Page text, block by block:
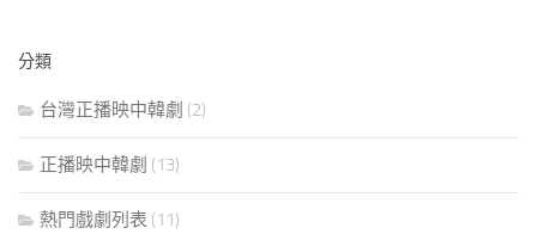
分類
台灣正播映中韓劇 (2)
正播映中韓劇 (13)
熱門戲劇列表 (11)